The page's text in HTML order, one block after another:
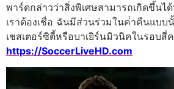
พาร์ดกล่าวว่าสิ่งพิเศษสามารถเกิดขึ้นไ
เราต้องเชื่อ ฉันมีส่วนร่วมในค่ําคืนแบบ
เชสเตอร์ซิตี้หรือบาเยิร์นมิวนิคในรอบสี่
https://SoccerLiveHD.com